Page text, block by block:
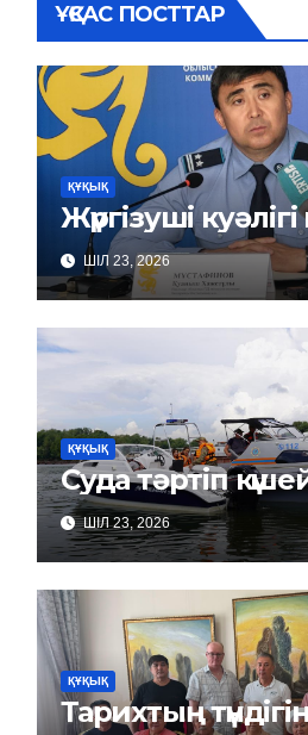
ҰҚСАС ПОСТТАР
ҚҰҚЫҚ
Жүргізуші
ШІЛ 23, 2026
ҚҰҚЫҚ
Суда тәртіп
ШІЛ 23, 2026
ҚҰҚЫҚ
Тарихтың